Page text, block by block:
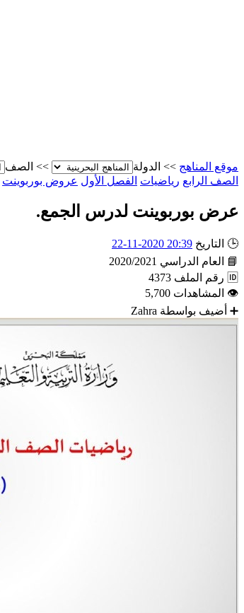
موقع المناهج >> الدولة >> الصف
الصف الرابع رياضيات الفصل الأول عروض بوربوينت
عرض بوربوينت لدرس الجمع.
🕒 التاريخ 20:39 2020-11-22
📘
العام الدراسي 2020/2021
🆔 رقم الملف 4373
👁 المشاهدات 5,700
➕ أضيف بواسطة Zahra